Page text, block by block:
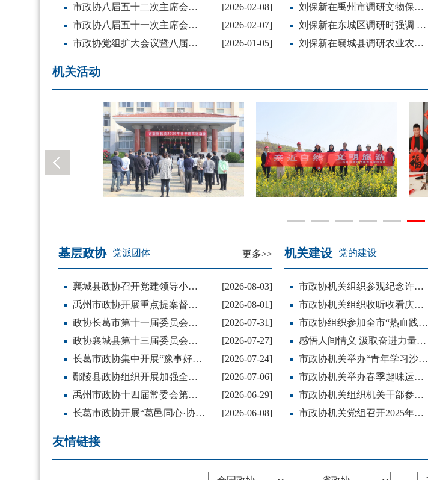
市政协八届五十二次主席会议召开 刘保新主持
[2026-02-08]
市政协八届五十一次主席会议召开 刘保新主持 白明星出席
[2026-02-07]
市政协党组扩大会议暨八届四十九次主席会议召开 刘保新主持并讲话
[2026-01-05]
刘保新在禹州市调研文物保护与农业农村工作时强调 坚持文化繁荣与乡村振兴双向赋能
刘保新在东城区调研时强调 统筹推进产业高质量发展与基层治理提质增效
刘保新在襄城县调研农业农村工作时强调 提高农民主体意识 壮大集体经济 建设和美乡村
机关活动
基层政协 更多>>
襄城县政协召开党建领导小组工作会议
[2026-08-03]
禹州市政协开展重点提案督办调研
[2026-08-01]
政协长葛市第十一届委员会常务委员会第二十二次会议召开
[2026-07-31]
政协襄城县第十三届委员会常务委员会第十七次会议召开
[2026-07-27]
长葛市政协集中开展“豫事好商量·葛邑同心”微协商活动
[2026-07-24]
鄢陵县政协组织开展加强全县基础教育高质量发展专题调研
[2026-07-06]
禹州市政协十四届常委会第二十四次会议召开 盛亚涛出席并讲话
[2026-06-29]
长葛市政协开展“葛邑同心·协商议事月”活动
[2026-06-08]
党派团体 机关建设
市政协机关组织参观纪念许昌撤地建市40周年档案文化主题展
市政协机关组织收听收看庆祝中国共产党成立105周年大会
市政协组织参加全市“热血践初心，奉献显担当”无偿献血活动
感悟人间情义 汲取奋进力量——许昌市政协机关组织观影活动
市政协机关举办“青年学习沙龙”活动
市政协机关举办春季趣味运动会
市政协机关组织机关干部参观全民国家安全教育日主题展览
市政协机关党组召开2025年度民主生活会 蔚钟声主持并讲话
党的建设
友情链接